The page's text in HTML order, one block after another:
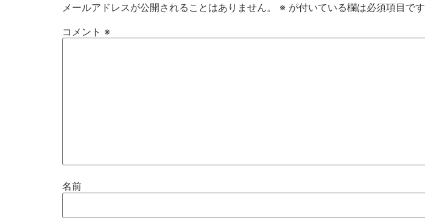
メールアドレスが公開されることはありません。 ※ が付いている欄は必須項目です
コメント ※
名前